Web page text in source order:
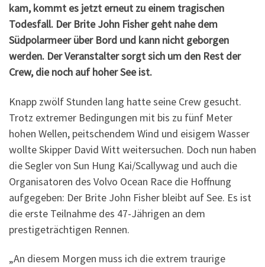
kam, kommt es jetzt erneut zu einem tragischen
Todesfall. Der Brite John Fisher geht nahe dem
Südpolarmeer über Bord und kann nicht geborgen
werden. Der Veranstalter sorgt sich um den Rest der
Crew, die noch auf hoher See ist.
Knapp zwölf Stunden lang hatte seine Crew gesucht.
Trotz extremer Bedingungen mit bis zu fünf Meter
hohen Wellen, peitschendem Wind und eisigem Wasser
wollte Skipper David Witt weitersuchen. Doch nun haben
die Segler von Sun Hung Kai/Scallywag und auch die
Organisatoren des Volvo Ocean Race die Hoffnung
aufgegeben: Der Brite John Fisher bleibt auf See. Es ist
die erste Teilnahme des 47-Jährigen an dem
prestigeträchtigen Rennen.
„An diesem Morgen muss ich die extrem traurige